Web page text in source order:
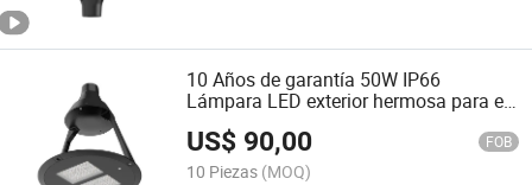
10 Años de garantía 50W IP66
Lámpara LED exterior hermosa para el
jardín
US$ 90,00 FOB
10 Piezas (MOQ)